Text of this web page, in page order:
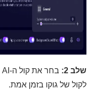
שלב 2:
לקול של גוקו בזמן אמת.